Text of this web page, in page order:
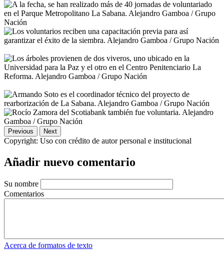
Previous Next
Copyright: Uso con crédito de autor personal e institucional
Añadir nuevo comentario
Su nombre
Comentarios
Acerca de formatos de texto